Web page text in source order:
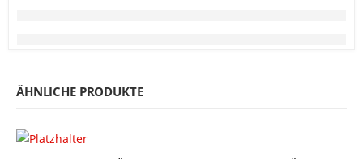
ÄHNLICHE PRODUKTE